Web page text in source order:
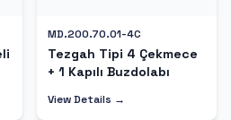
MD.200.70.01-4C
Tezgah Tipi 4 Çekmece
+ 1 Kapılı Buzdolabı
View Details →